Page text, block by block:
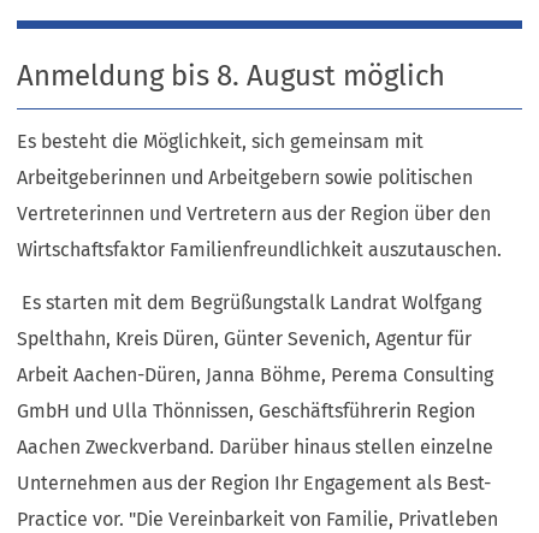
Anmeldung bis 8. August möglich
Es besteht die Möglichkeit, sich gemeinsam mit
Arbeitgeberinnen und Arbeitgebern sowie politischen
Vertreterinnen und Vertretern aus der Region über den
Wirtschaftsfaktor Familienfreundlichkeit auszutauschen.
Es starten mit dem Begrüßungstalk Landrat Wolfgang
Spelthahn, Kreis Düren, Günter Sevenich, Agentur für
Arbeit Aachen-Düren, Janna Böhme, Perema Consulting
GmbH und Ulla Thönnissen, Geschäftsführerin Region
Aachen Zweckverband. Darüber hinaus stellen einzelne
Unternehmen aus der Region Ihr Engagement als Best-
Practice vor. "Die Vereinbarkeit von Familie, Privatleben